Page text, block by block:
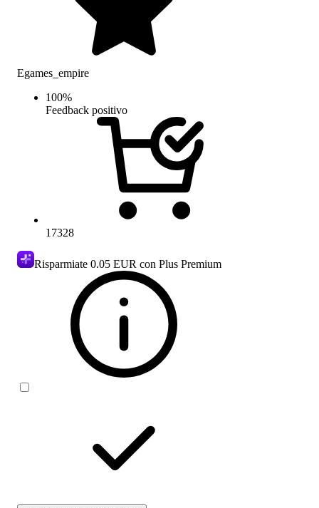
Egames_empire
100%
Feedback positivo
17328
Risparmiate 0.05 EUR con Plus Premium